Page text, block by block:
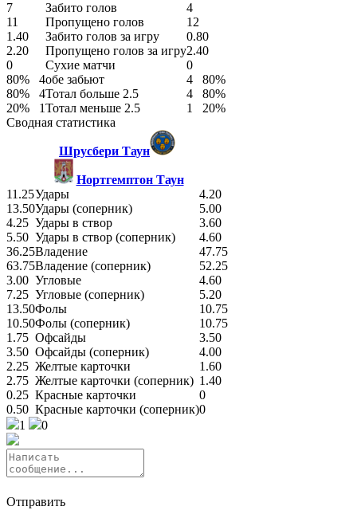
7
Забито голов
4
11
Пропущено голов
12
1.40
Забито голов за игру
0.80
2.20
Пропущено голов за игру2.40
0
Сухие матчи
0
80% 4обе забьют 4 80%
80% 4Тотал больше 2.5 4 80%
20% 1Тотал меньше 2.5 1 20%
Сводная статистика
Шрусбери Таун
Нортгемптон Таун
11.25Удары
4.20
13.50Удары (соперник)
5.00
4.25 Удары в створ
3.60
5.50 Удары в створ (соперник)
4.60
36.25Владение
47.75
63.75Владение (соперник)
52.25
3.00 Угловые
4.60
7.25 Угловые (соперник)
5.20
13.50Фолы
10.75
10.50Фолы (соперник)
10.75
1.75 Офсайды
3.50
3.50 Офсайды (соперник)
4.00
2.25 Желтые карточки
1.60
2.75 Желтые карточки (соперник) 1.40
0.25 Красные карточки
0
0.50 Красные карточки (соперник)0
1
0
Отправить